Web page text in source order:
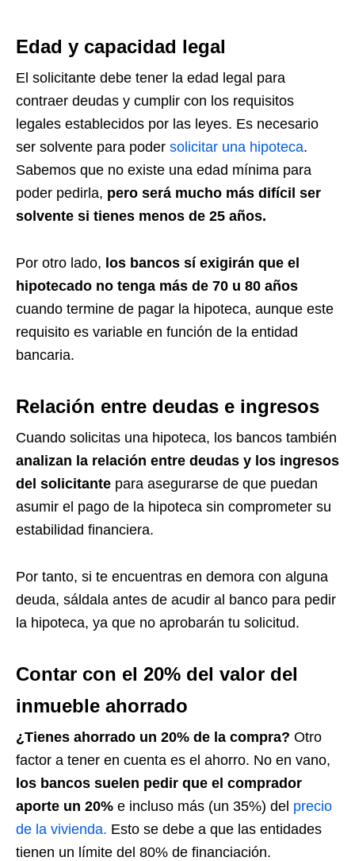
Edad y capacidad legal
El solicitante debe tener la edad legal para
contraer deudas y cumplir con los requisitos
legales establecidos por las leyes. Es necesario
ser solvente para poder solicitar una hipoteca.
Sabemos que no existe una edad mínima para
poder pedirla, pero será mucho más difícil ser
solvente si tienes menos de 25 años.
Por otro lado, los bancos sí exigirán que el
hipotecado no tenga más de 70 u 80 años
cuando termine de pagar la hipoteca, aunque este
requisito es variable en función de la entidad
bancaria.
Relación entre deudas e ingresos
Cuando solicitas una hipoteca, los bancos también
analizan la relación entre deudas y los ingresos
del solicitante para asegurarse de que puedan
asumir el pago de la hipoteca sin comprometer su
estabilidad financiera.
Por tanto, si te encuentras en demora con alguna
deuda, sáldala antes de acudir al banco para pedir
la hipoteca, ya que no aprobarán tu solicitud.
Contar con el 20% del valor del
inmueble ahorrado
¿Tienes ahorrado un 20% de la compra? Otro
factor a tener en cuenta es el ahorro. No en vano,
los bancos suelen pedir que el comprador
aporte un 20% e incluso más (un 35%) del precio
de la vivienda. Esto se debe a que las entidades
tienen un límite del 80% de financiación.